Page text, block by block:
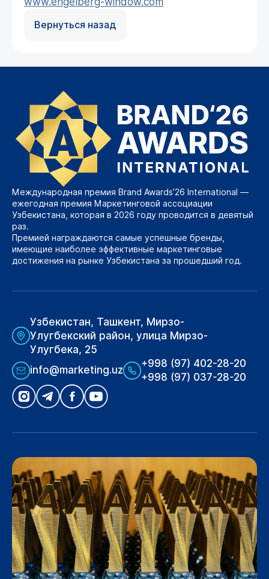
Вернуться назад
Международная премия Brand Awards’26 International —
ежегодная премия Маркетинговой ассоциации
Узбекистана, которая в 2026 году проводится в девятый
раз.
Премией награждаются самые успешные бренды,
имеющие наиболее эффективные маркетинговые
достижения на рынке Узбекистана за прошедший год.
Узбекистан, Ташкент, Мирзо-
Улугбекский район, улица Мирзо-
Улугбека, 25
info@marketing.uz
+998 (97) 402-28-20
+998 (97) 037-28-20